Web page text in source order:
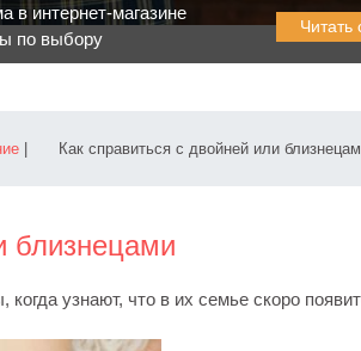
в интернет-магазине
по выбору
Читать
Как справиться с двойней или
близнецами
узнают, что в их семье скоро